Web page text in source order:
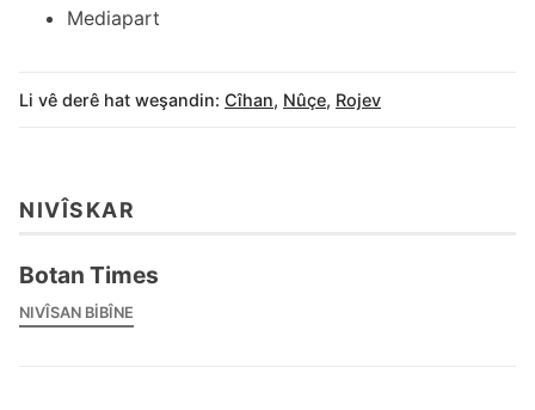
Mediapart
Li vê derê hat weşandin: Cîhan, Nûçe, Rojev
NIVÎSKAR
Botan Times
NIVÎSAN BIBÎNE